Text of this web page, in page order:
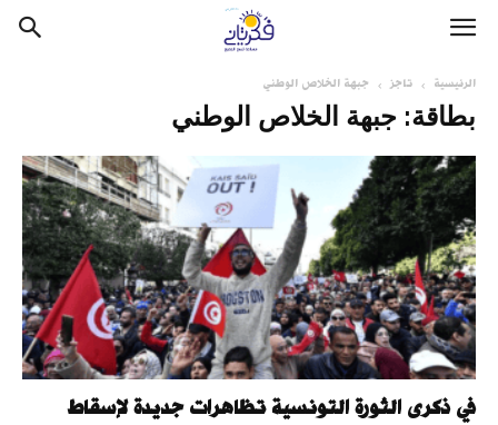
الرئيسية تاجز جبهة الخلاص الوطني
بطاقة: جبهة الخلاص الوطني
في ذكرى الثورة التونسية تظاهرات جديدة لإسقاط